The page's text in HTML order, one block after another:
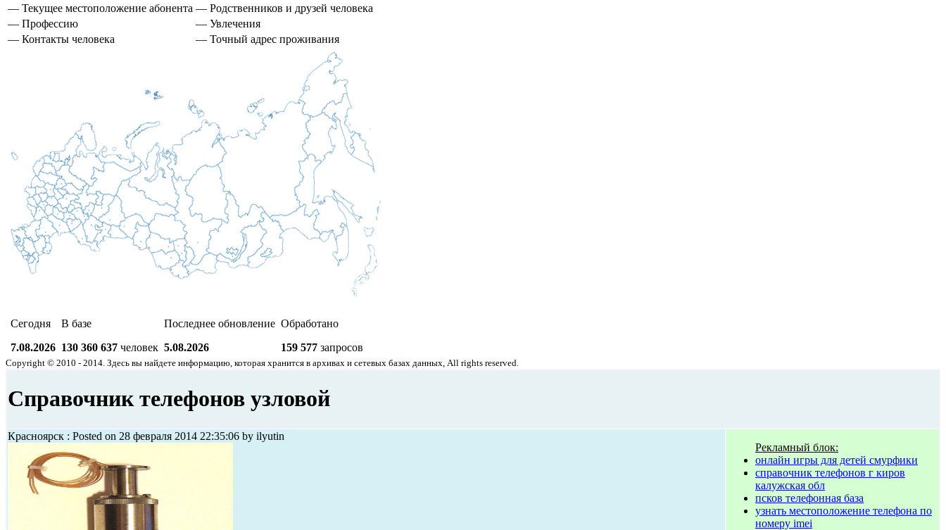
— Текущее местоположение абонента — Родственников и друзей человека
— Профессию
— Увлечения
— Контакты человека
— Точный адрес проживания
Сегодня
7.08.2026
В базе
130 360 637 человек
Последнее обновление
5.08.2026
Обработано
159 577 запросов
Copyright © 2010 - 2014. Здесь вы найдете информацию, которая хранится в архивах и сетевых базах данных, All rights reserved.
Справочник телефонов узловой
Красноярск : Posted on 28 февраля 2014 22:35:06 by ilyutin
Рекламный блок:
онлайн игры для детей смурфики
справочник телефонов г киров
калужская обл
псков телефонная база
узнать местоположение телефона по
номеру imei